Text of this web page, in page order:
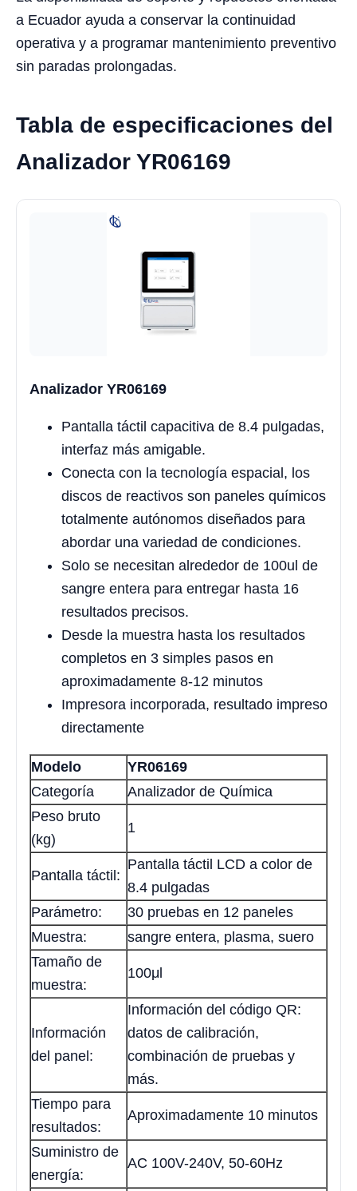
a Ecuador ayuda a conservar la continuidad
operativa y a programar mantenimiento preventivo
sin paradas prolongadas.
Tabla de especificaciones del
Analizador YR06169
Analizador YR06169
Pantalla táctil capacitiva de 8.4 pulgadas,
interfaz más amigable.
Conecta con la tecnología espacial, los
discos de reactivos son paneles químicos
totalmente autónomos diseñados para
abordar una variedad de condiciones.
Solo se necesitan alrededor de 100ul de
sangre entera para entregar hasta 16
resultados precisos.
Desde la muestra hasta los resultados
completos en 3 simples pasos en
aproximadamente 8-12 minutos
Impresora incorporada, resultado impreso
directamente
Modelo
YR06169
Categoría
Analizador de Química
Peso bruto
(kg)
1
Pantalla táctil:
Pantalla táctil LCD a color de
8.4 pulgadas
Parámetro:
30 pruebas en 12 paneles
Muestra:
sangre entera, plasma, suero
Tamaño de
muestra:
100μl
Información
del panel:
Información del código QR:
datos de calibración,
combinación de pruebas y
más.
Tiempo para
resultados:
Aproximadamente 10 minutos
Suministro de
energía:
AC 100V-240V, 50-60Hz